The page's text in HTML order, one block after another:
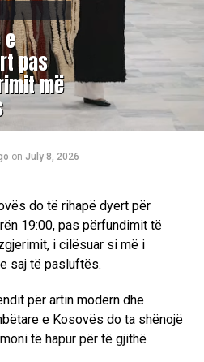
e
pas
më
on July 8, 2026
do të rihapë dyert për
19:00, pas përfundimit të
i cilësuar si më i
saj të pasluftës.
për artin modern dhe
e Kosovës do ta shënojë
të hapur për të gjithë